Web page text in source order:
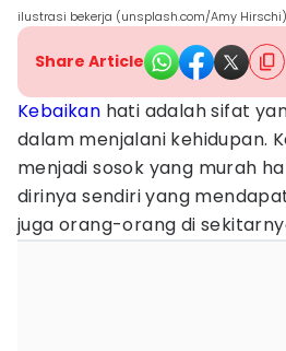
ilustrasi bekerja (unsplash.com/Amy Hirschi)
Share Article
Kebaikan hati adalah sifat
dalam menjalani kehidupan.
menjadi sosok yang murah
dirinya sendiri yang
juga orang-orang di